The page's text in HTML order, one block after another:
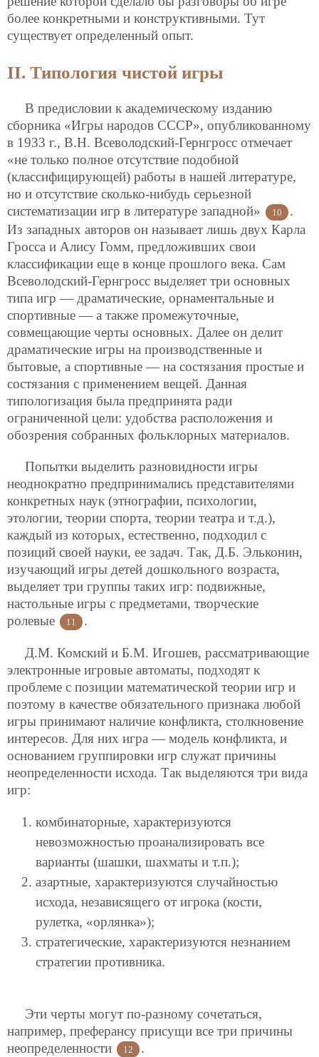
более конкретными и конструктивными. Тут
существует определенный опыт.
II. Типология чистой игры
В предисловии к академическому изданию
сборника «Игры народов СССР», опубликованному
в 1933 г., В.Н. Всеволодский-Гернгросс отмечает
«не только полное отсутствие подобной
(классифицирующей) работы в нашей литературе,
но и отсутствие сколько-нибудь серьезной
систематизации игр в литературе западной»
10
.
Из западных авторов он называет лишь двух Карла
Гросса и Алису Гомм, предложивших свои
классификации еще в конце прошлого века. Сам
Всеволодский-Гернгросс выделяет три основных
типа игр — драматические, орнаментальные и
спортивные — а также промежуточные,
совмещающие черты основных. Далее он делит
драматические игры на производственные и
бытовые, а спортивные — на состязания простые и
состязания с применением вещей. Данная
типологизация была предпринята ради
ограниченной цели: удобства расположения и
обозрения собранных фольклорных материалов.
Попытки выделить разновидности игры
неоднократно предпринимались представителями
конкретных наук (этнографии, психологии,
этологии, теории спорта, теории театра и т.д.),
каждый из которых, естественно, подходил с
позиций своей науки, ее задач. Так, Д.Б. Эльконин,
изучающий игры детей дошкольного возраста,
выделяет три группы таких игр: подвижные,
настольные игры с предметами, творческие
ролевые
11 .
Д.М. Комский и Б.М. Игошев, рассматривающие
электронные игровые автоматы, подходят к
проблеме с позиции математической теории игр и
поэтому в качестве обязательного признака любой
игры принимают наличие конфликта, столкновение
интересов. Для них игра — модель конфликта, и
основанием группировки игр служат причины
неопределенности исхода. Так выделяются три вида
игр:
комбинаторные, характеризуются
невозможностью проанализировать все
варианты (шашки, шахматы и т.п.);
азартные, характеризуются случайностью
исхода, независящего от игрока (кости,
рулетка, «орлянка»);
стратегические, характеризуются незнанием
стратегии противника.
Эти черты могут по-разному сочетаться,
например, преферансу присущи все три причины
неопределенности
12 .